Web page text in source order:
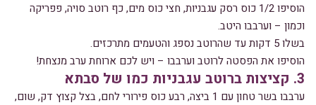
הוסיפו 1/2 כוס רסק עגבניות, חצי כוס מים, כף רוטב סויה, פפריקה
וכמון – וערבבו היטב.
בשלו 5 דקות עד שהרוטב נספג והטעמים מתרכזים.
הוסיפו את הפסטה לרוטב וערבבו – ויש לכם ארוחת ערב מנצחת!
3. קציצות ברוטב עגבניות כמו של סבתא
ערבבו בשר טחון עם 1 ביצה, רבע כוס פירורי לחם, בצל קצוץ דק, שום,